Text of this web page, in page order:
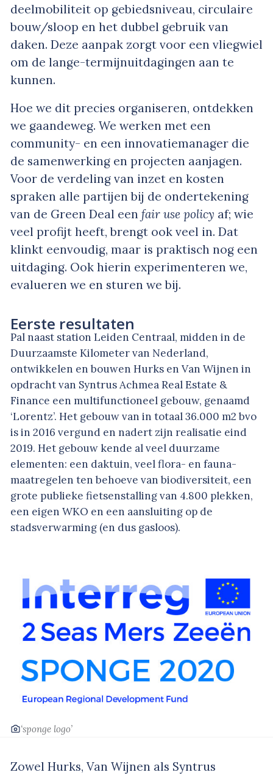
deelmobiliteit op gebiedsniveau, circulaire
bouw/sloop en het dubbel gebruik van
daken. Deze aanpak zorgt voor een vliegwiel
om de lange-termijnuitdagingen aan te
kunnen.
Hoe we dit precies organiseren, ontdekken
we gaandeweg. We werken met een
community- en een innovatiemanager die
de samenwerking en projecten aanjagen.
Voor de verdeling van inzet en kosten
spraken alle partijen bij de ondertekening
van de Green Deal een fair use policy af; wie
veel profijt heeft, brengt ook veel in. Dat
klinkt eenvoudig, maar is praktisch nog een
uitdaging. Ook hierin experimenteren we,
evalueren we en sturen we bij.
Eerste resultaten
Pal naast station Leiden Centraal, midden in de
Duurzaamste Kilometer van Nederland,
ontwikkelen en bouwen Hurks en Van Wijnen in
opdracht van Syntrus Achmea Real Estate &
Finance een multifunctioneel gebouw, genaamd
‘Lorentz’. Het gebouw van in totaal 36.000 m2 bvo
is in 2016 vergund en nadert zijn realisatie eind
2019. Het gebouw kende al veel duurzame
elementen: een daktuin, veel flora- en fauna-
maatregelen ten behoeve van biodiversiteit, een
grote publieke fietsenstalling van 4.800 plekken,
een eigen WKO en een aansluiting op de
stadsverwarming (en dus gasloos).
‘sponge logo’
Zowel Hurks, Van Wijnen als Syntrus